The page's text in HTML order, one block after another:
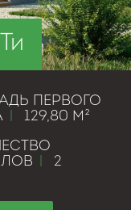
ПЕРВОГО
129,80 М²
2